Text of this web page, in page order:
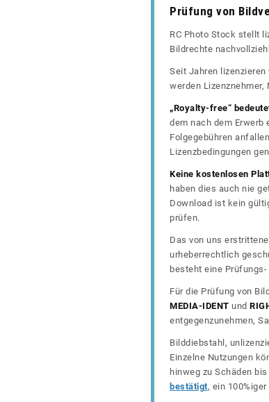
Prüfung von
RC Photo Stock stellt
Bildrechte
Seit Jahren
werden
„Royalty-free“
dem nach dem Erwerb
Folgegebühren
Lizenzbedingungen
Keine kostenlosen
haben dies auch nie
Download ist kein
prüfen.
Das von uns
urheberrechtlich
besteht eine
Für die Prüfung von
MEDIA-IDENT und
entgegenzunehmen,
Bilddiebstahl,
Einzelne Nutzungen
hinweg zu Schäden
bestätigt, ein